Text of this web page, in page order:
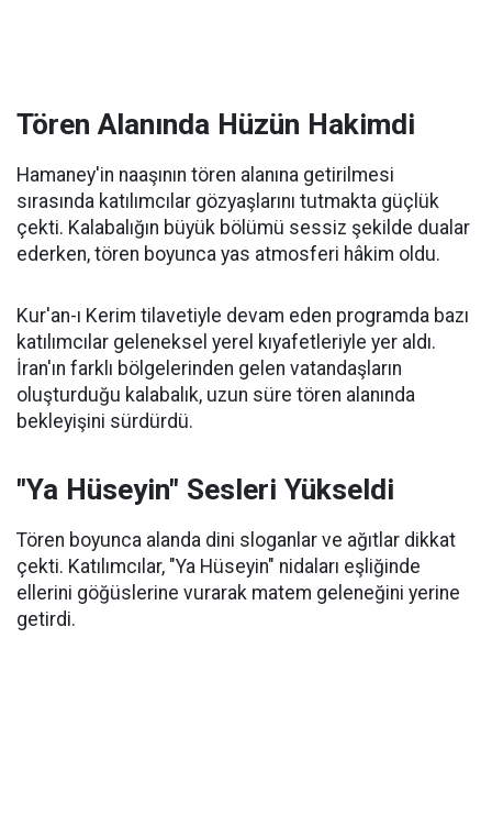
Tören Alanında Hüzün Hakimdi
Hamaney'in naaşının tören alanına getirilmesi
sırasında katılımcılar gözyaşlarını tutmakta güçlük
çekti. Kalabalığın büyük bölümü sessiz şekilde dualar
ederken, tören boyunca yas atmosferi hâkim oldu.
Kur'an-ı Kerim tilavetiyle devam eden programda bazı
katılımcılar geleneksel yerel kıyafetleriyle yer aldı.
İran'ın farklı bölgelerinden gelen vatandaşların
oluşturduğu kalabalık, uzun süre tören alanında
bekleyişini sürdürdü.
"Ya Hüseyin" Sesleri Yükseldi
Tören boyunca alanda dini sloganlar ve ağıtlar dikkat
çekti. Katılımcılar, "Ya Hüseyin" nidaları eşliğinde
ellerini göğüslerine vurarak matem geleneğini yerine
getirdi.